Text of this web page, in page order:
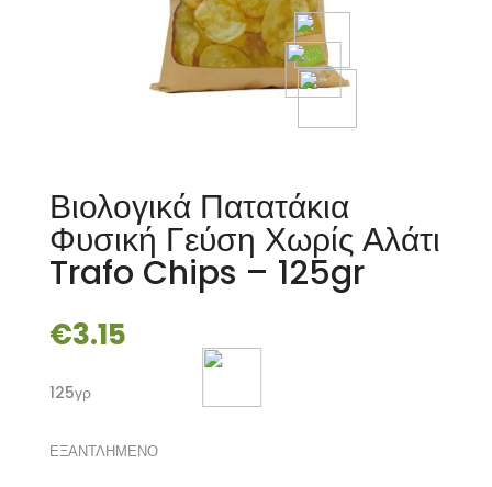
Βιολογικά Πατατάκια
Φυσική Γεύση Χωρίς Αλάτι
Trafo Chips – 125gr
€3.15
125γρ
ΕΞΑΝΤΛΗΜΕΝΟ